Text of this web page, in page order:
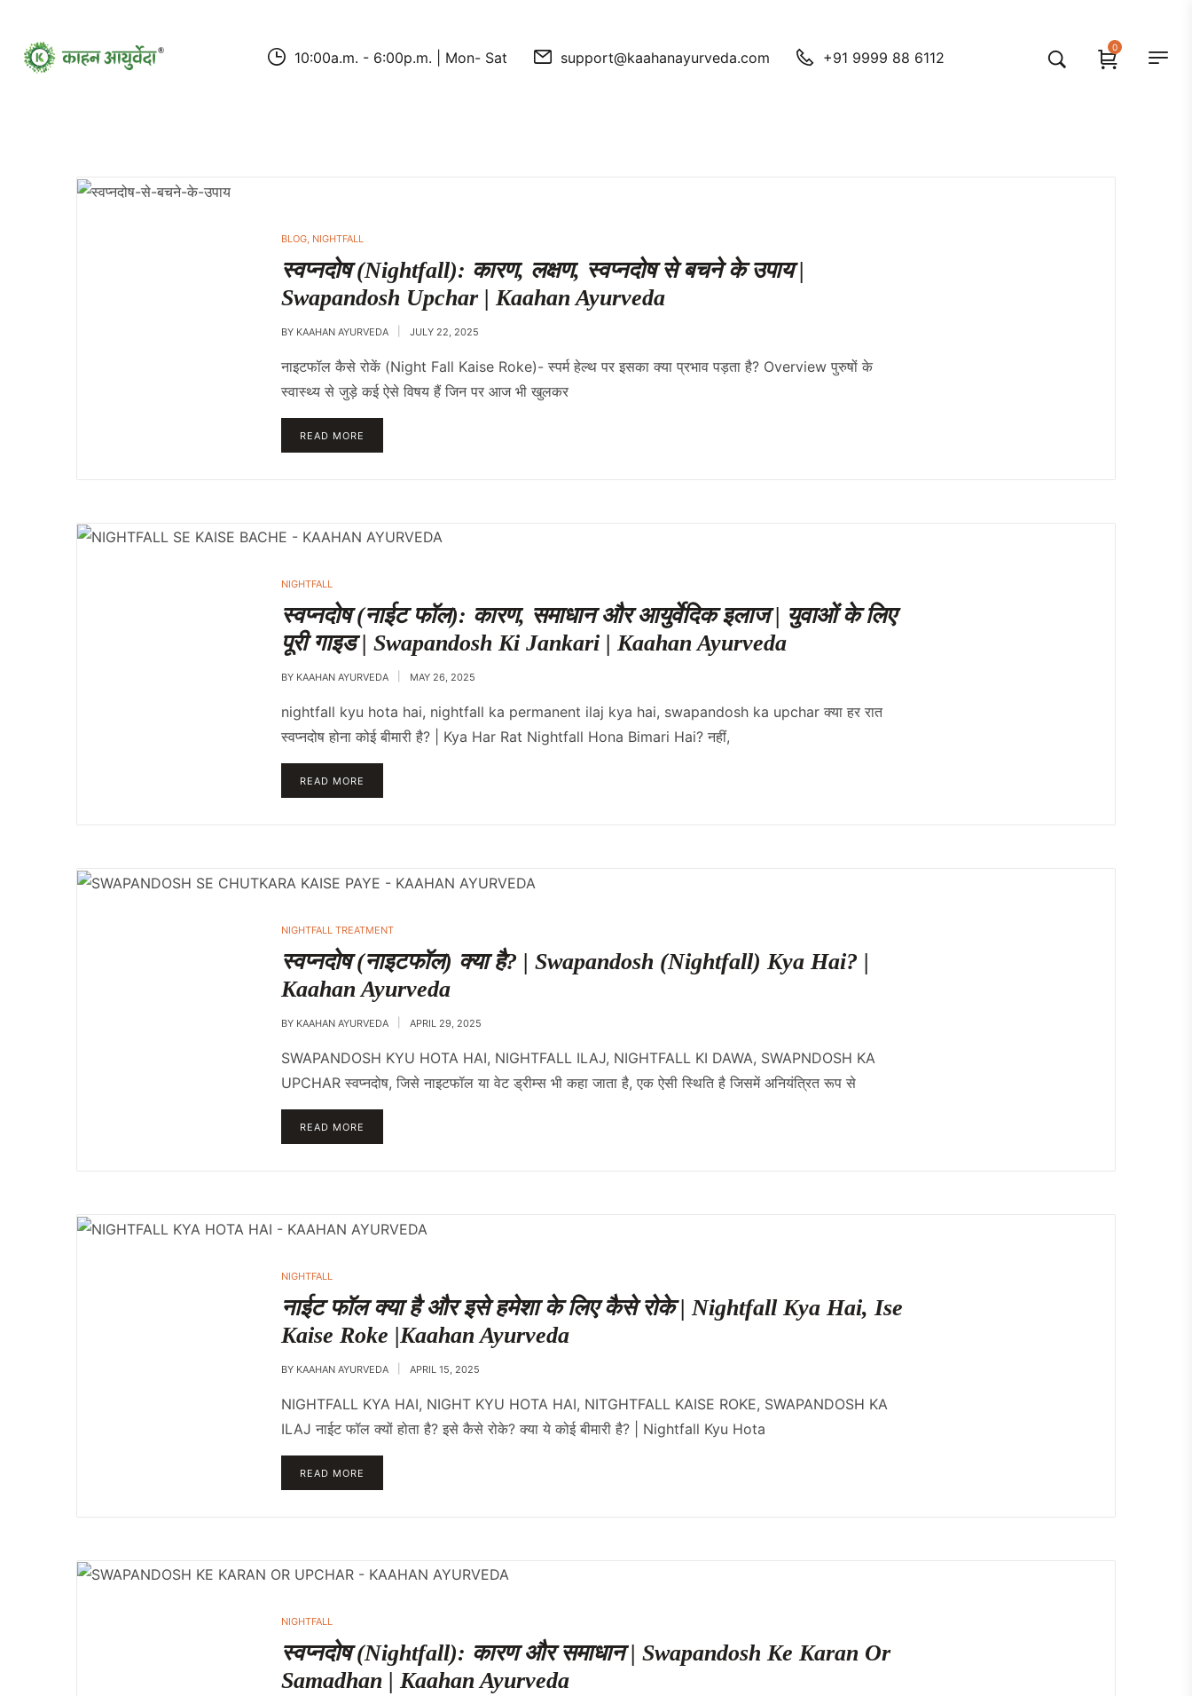
10:00a.m. - 6:00p.m. | Mon- Sat support@kaahanayurveda.com +91 9999 88 6112
0
BLOG NIGHTFALL
स्वप्नदोष (Nightfall): कारण, लक्षण, स्वप्नदोष से बचने के उपाय |
Swapandosh Upchar | Kaahan Ayurveda
BY KAAHAN AYURVEDA JULY 22, 2025
नाइटफॉल कैसे रोकें (Night Fall Kaise Roke)- स्पर्म हेल्थ पर इसका क्या प्रभाव पड़ता है? Overview पुरुषों के
स्वास्थ्य से जुड़े कई ऐसे विषय हैं जिन पर आज भी खुलकर
READ MORE
NIGHTFALL
स्वप्नदोष (नाईट फॉल): कारण, समाधान और आयुर्वेदिक इलाज | युवाओं के लिए
पूरी गाइड | Swapandosh Ki Jankari | Kaahan Ayurveda
BY KAAHAN AYURVEDA MAY 26, 2025
nightfall kyu hota hai, nightfall ka permanent ilaj kya hai, swapandosh ka upchar क्या हर रात
स्वप्नदोष होना कोई बीमारी है? | Kya Har Rat Nightfall Hona Bimari Hai? नहीं,
READ MORE
NIGHTFALL TREATMENT
स्वप्नदोष (नाइटफॉल) क्या है? | Swapandosh (Nightfall) Kya Hai? |
Kaahan Ayurveda
BY KAAHAN AYURVEDA APRIL 29, 2025
SWAPANDOSH KYU HOTA HAI, NIGHTFALL ILAJ, NIGHTFALL KI DAWA, SWAPNDOSH KA
UPCHAR स्वप्नदोष, जिसे नाइटफॉल या वेट ड्रीम्स भी कहा जाता है, एक ऐसी स्थिति है जिसमें अनियंत्रित रूप से
READ MORE
NIGHTFALL
नाईट फॉल क्या है और इसे हमेशा के लिए कैसे रोके | Nightfall Kya Hai, Ise
Kaise Roke |Kaahan Ayurveda
BY KAAHAN AYURVEDA APRIL 15, 2025
NIGHTFALL KYA HAI, NIGHT KYU HOTA HAI, NITGHTFALL KAISE ROKE, SWAPANDOSH KA
ILAJ नाईट फॉल क्यों होता है? इसे कैसे रोके? क्या ये कोई बीमारी है? | Nightfall Kyu Hota
READ MORE
NIGHTFALL
स्वप्नदोष (Nightfall): कारण और समाधान | Swapandosh Ke Karan Or
Samadhan | Kaahan Ayurveda